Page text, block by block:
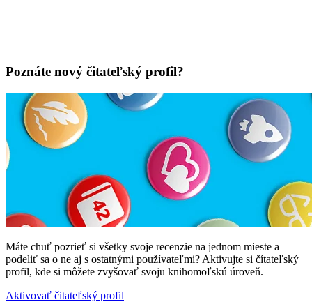
Poznáte nový čitateľský profil?
Máte chuť pozrieť si všetky svoje recenzie na jednom mieste a
podeliť sa o ne aj s ostatnými používateľmi? Aktivujte si čítateľský
profil, kde si môžete zvyšovať svoju knihomoľskú úroveň.
Aktivovať čitateľský profil